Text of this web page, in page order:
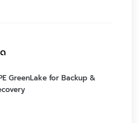
GreenLake for Backup &